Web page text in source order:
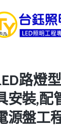
路燈
安裝,配
源盤工